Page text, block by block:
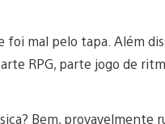
foi mal pelo tapa. Além
RPG, parte jogo de
Bem, provavelmente